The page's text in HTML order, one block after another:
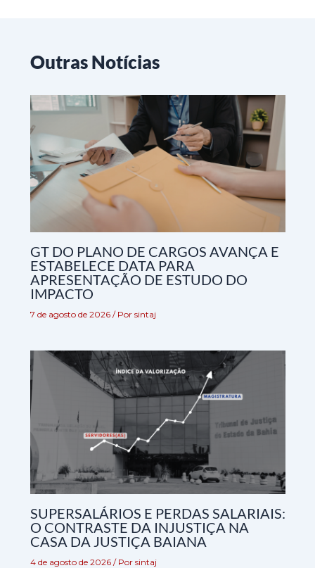
Outras Notícias
GT DO PLANO DE CARGOS AVANÇA E
ESTABELECE DATA PARA
APRESENTAÇÃO DE ESTUDO DO
IMPACTO
7 de agosto de 2026 / Por sintaj
SUPERSALÁRIOS E PERDAS SALARIAIS:
O CONTRASTE DA INJUSTIÇA NA
CASA DA JUSTIÇA BAIANA
4 de agosto de 2026 / Por sintaj